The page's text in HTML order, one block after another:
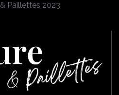
Paillettes 2023